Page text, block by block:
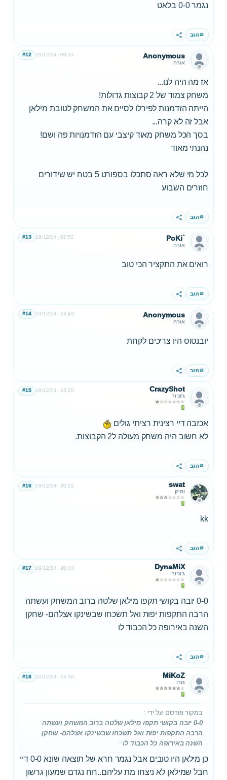
נגמר 0-0 בלאט
הגב שתף
Anonymous
אורח
19/12/04 00:37
#12
אז מה היה לנו...
משחק צמוד של 2 קבוצות גדולות!
הייתה הזדמנות לפירלו לסיים את המשחק לטובת מילאן
אבל זה לא קרה...
בסך הכל משחק מאוד קיצבי עם הזדמנויות פה ושם!
נהנתי מאוד
לכל מי שלא ראה סתכלו בספורט 5 בטח יש שידורים
חוזרים השבוע
הגב שתף
PoKi`
אורח
19/12/04 07:52
#13
רואים את התקציר הכי טוב
הגב שתף
Anonymous
אורח
19/12/04 13:43
#14
יובנטוס היו צריכים לקחת
הגב שתף
CrazyShot
ג'וניור
19/12/04 15:20
#15
אכזבה דיי רצינית רציתי גולים
לא חשוב היה משחק מעולה ל2 הקבוצות.
הגב שתף
swat
ותיק
19/12/04 20:22
#16
kk
הגב שתף
DynaMiX
ג'וניור
19/12/04 20:43
#17
0-0 יובה בקושי תקפו מילאן שלטה ברוב המשחק ועשתה
הרבה התקפות יפות ואל תשכחו שבשינקו אצלהם- שחקן
השנה באירופה כל הכבוד לו
הגב שתף
MiKoZ
גורו
20/12/04 14:30
#18
במקור פורסם על ידי :
0-0 יובה בקושי תקפו מילאן שלטה ברוב המשחק ועשתה
הרבה התקפות יפות ואל תשכחו שבשינקו אצלהם- שחקן
השנה באירופה כל הכבוד לו
כן מילאן היו טובים אבל נגמר חרא של תוצאה שונא 0-0 דיי
חבל שמילאן לא ניצחו מת עליהם..חח נגדם שמעון גרשון